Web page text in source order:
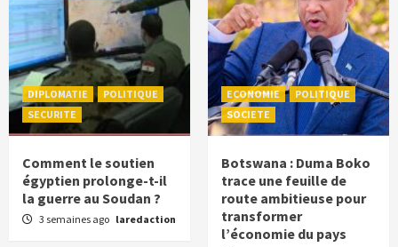
DIPLOMATIE
POLITIQUE
SECURITE
Comment le soutien
égyptien prolonge-t-il
la guerre au Soudan ?
3 semaines ago laredaction
ECONOMIE
POLITIQUE
SOCIETE
Botswana : Duma Boko
trace une feuille de
route ambitieuse pour
transformer
l’économie du pays